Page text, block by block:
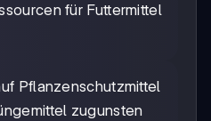
für Futtermittel
Pflanzenschutzmittel
zugunsten